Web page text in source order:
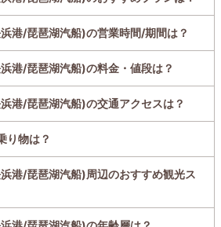
港/琵琶湖汽船)の営業時間/期間は？
港/琵琶湖汽船)の料金・値段は？
港/琵琶湖汽船)の交通アクセスは？
り物は？
港/琵琶湖汽船)周辺のおすすめ観光ス